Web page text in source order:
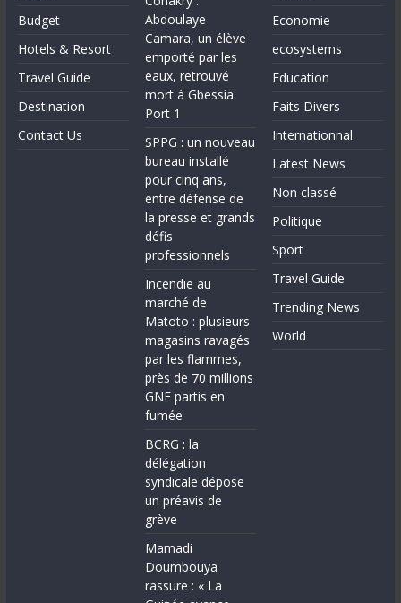
Budget
Hotels & Resort
Travel Guide
Destination
Contact Us
Abdoulaye
Camara, un élève
emporté par les
eaux, retrouvé
mort à Gbessia
Port 1
SPPG : un nouveau
bureau installé
pour cinq ans,
entre défense de
la presse et grands
défis
professionnels
Incendie au
marché de
Matoto : plusieurs
magasins ravagés
par les flammes,
près de 70 millions
GNF partis en
fumée
BCRG : la
délégation
syndicale dépose
un préavis de
grève
Mamadi
Doumbouya
rassure : « La
Economie
ecosystems
Education
Faits Divers
Internationnal
Latest News
Non classé
Politique
Sport
Travel Guide
Trending News
World